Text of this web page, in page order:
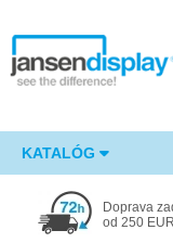
KATALÓG
Doprava
od 250 EUR